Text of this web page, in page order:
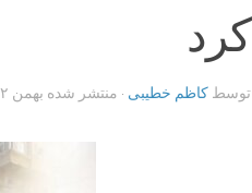
کرد
توسط کاظم خطیبی · منتشر شده بهمن ۲۲, ۱۴۰۳